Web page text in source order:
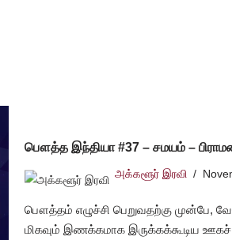
பௌத்த இந்தியா #37 – சமயம் –
அக்களூர் இரவி
பௌத்தம் எழுச்சி பெறுவதற்கு முன்பே,
மிகவும் இணக்கமாக இருக்கக்கூடிய